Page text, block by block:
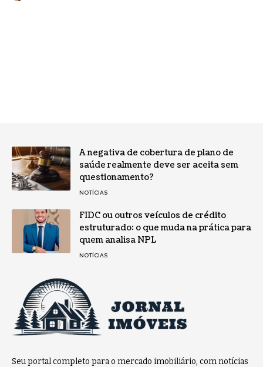
A negativa de cobertura de plano de
saúde realmente deve ser aceita sem
questionamento?
NOTÍCIAS
FIDC ou outros veículos de crédito
estruturado: o que muda na prática para
quem analisa NPL
NOTÍCIAS
Seu portal completo para o mercado imobiliário, com notícias